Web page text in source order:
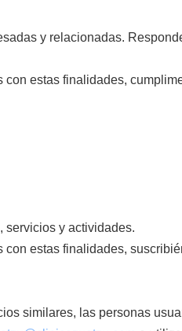
y relacionadas.
estas finalidades,
servicios y actividades.
estas finalidades,
similares, las personas